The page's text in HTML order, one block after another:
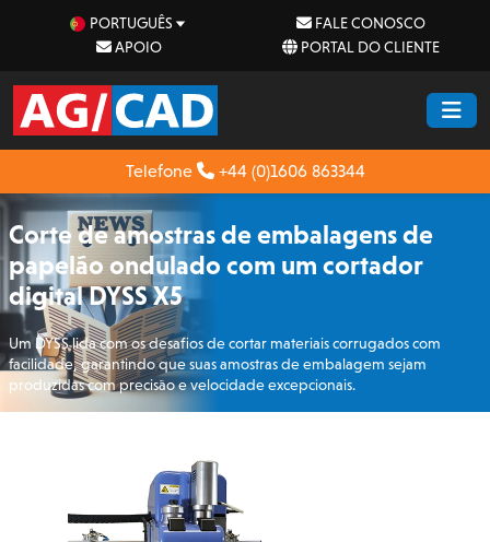
PORTUGUÊS
FALE CONOSCO
APOIO
PORTAL DO CLIENTE
Telefone +44 (0)1606 863344
Corte de amostras de embalagens de
papelão ondulado com um cortador
digital DYSS X5
Um DYSS lida com os desafios de cortar materiais corrugados com
facilidade, garantindo que suas amostras de embalagem sejam
produzidas com precisão e velocidade excepcionais.